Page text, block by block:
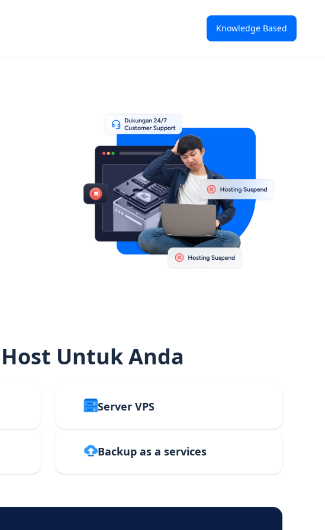
Knowledge Based
Untuk Anda
Server VPS
Backup as a services